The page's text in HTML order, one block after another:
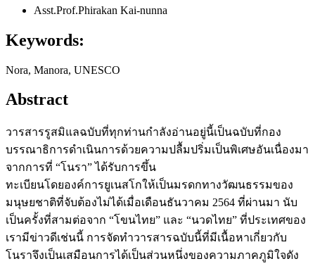
Asst.Prof.Phirakan Kai-nunna
Keywords:
Nora, Manora, UNESCO
Abstract
วารสารรูสมิแลฉบับที่ทุกท่านกำลังอ่านอยู่นี้เป็นฉบับที่กอง
บรรณาธิการดำเนินการด้วยความปลื้มปริ่มเป็นพิเศษอันเนื่องมา
จากการที่ “โนรา” ได้รับการขึ้น
ทะเบียนโดยองค์การยูเนสโกให้เป็นมรดกทางวัฒนธรรมของ
มนุษยชาติที่จับต้องไม่ได้เมื่อเดือนธันวาคม 2564 ที่ผ่านมา นับ
เป็นครั้งที่สามต่อจาก “โขนไทย” และ “นวดไทย” ที่ประเทศของ
เรามีข่าวดีเช่นนี้ การจัดทำวารสารฉบับนี้ที่มีเนื้อหาเกี่ยวกับ
โนราจึงเป็นเสมือนการได้เป็นส่วนหนึ่งของความภาคภูมิใจดัง